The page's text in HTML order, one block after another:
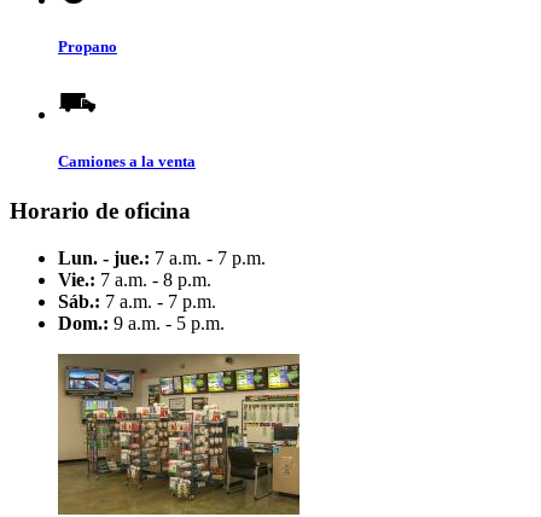
Propano
Camiones a la venta
Horario de oficina
Lun. - jue.: 7 a.m. - 7 p.m.
Vie.: 7 a.m. - 8 p.m.
Sáb.: 7 a.m. - 7 p.m.
Dom.: 9 a.m. - 5 p.m.